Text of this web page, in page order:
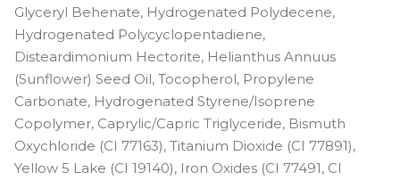
Glyceryl Behenate, Hydrogenated Polydecene,
Hydrogenated Polycyclopentadiene,
Disteardimonium Hectorite, Helianthus Annuus
(Sunflower) Seed Oil, Tocopherol, Propylene
Carbonate, Hydrogenated Styrene/Isoprene
Copolymer, Caprylic/Capric Triglyceride, Bismuth
Oxychloride (CI 77163), Titanium Dioxide (CI 77891),
Yellow 5 Lake (CI 19140), Iron Oxides (CI 77491, CI